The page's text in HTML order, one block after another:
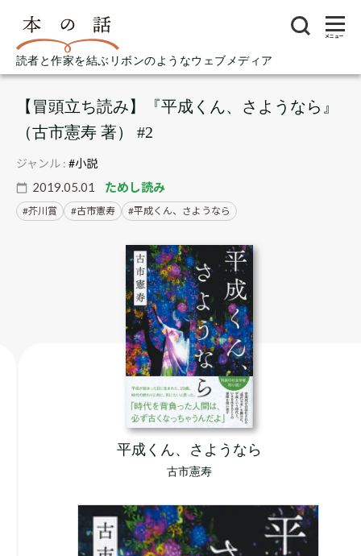
読者と作家を結ぶリボンのようなウェブメディア
メニュー
【冒頭立ち読み】『平成くん、さようなら』
（古市憲寿 著） #2
2019.05.01 ためし読み
芥川賞 古市憲寿 平成くん、さようなら
ジャンル : #小説
平成くん、さようなら
古市憲寿